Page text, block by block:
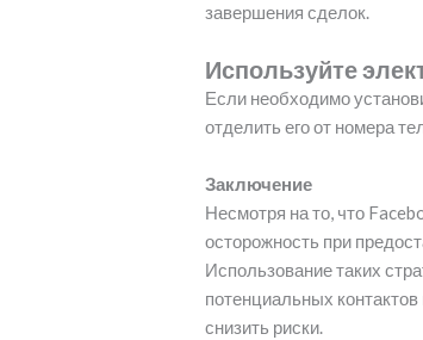
завершения сделок.
Используйте
Если необходимо
отделить его от номера
Заключение
Несмотря на то, что
осторожность при
Использование таких
потенциальных
снизить риски.